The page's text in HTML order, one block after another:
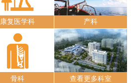
康复医学科 产科
骨科 查看更多科室